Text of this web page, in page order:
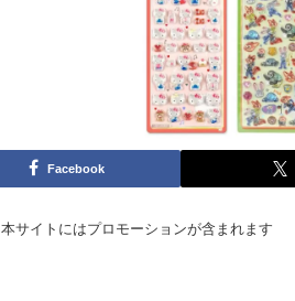
Facebook
本サイトにはプロモーションが含まれます